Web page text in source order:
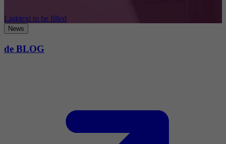
Linktext to be filled
News
de BLOG